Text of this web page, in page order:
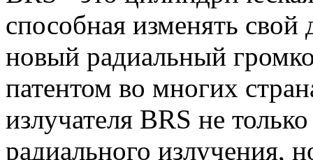
способная изменять
новый радиальный
патентом во многих
излучателя BRS не
радиального излучения,